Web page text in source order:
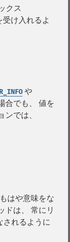
クス
け入れるよ
や
合でも、 値を
では、
はや意味をな
ドは、 常にリ
されるように